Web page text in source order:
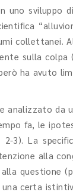
uno sviluppo
collettanei.
sulla colpa
però ha avuto
analizzato da
fa, le
3). La
alla
questione
una certa